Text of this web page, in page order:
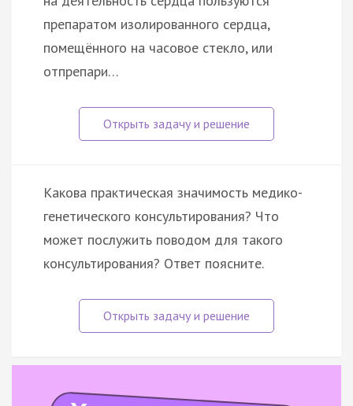
препаратом изолированного сердца,
помещённого на часовое стекло, или
отпрепари…
Какова практическая значимость медико-
генетического консультирования? Что
может послужить поводом для такого
консультирования? Ответ поясните.